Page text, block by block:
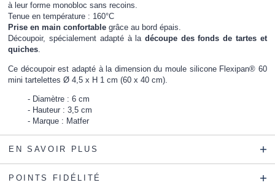
à leur forme monobloc sans recoins.
Tenue en température : 160°C
Prise en main confortable grâce au bord épais.
Découpoir, spécialement adapté à la découpe des fonds de tartes et
quiches.
Ce découpoir est adapté à la dimension du moule silicone Flexipan® 60
mini tartelettes Ø 4,5 x H 1 cm (60 x 40 cm)
Diamètre : 6 cm
Hauteur : 3,5 cm
Marque : Matfer
EN SAVOIR PLUS
POINTS FIDÉLITÉ